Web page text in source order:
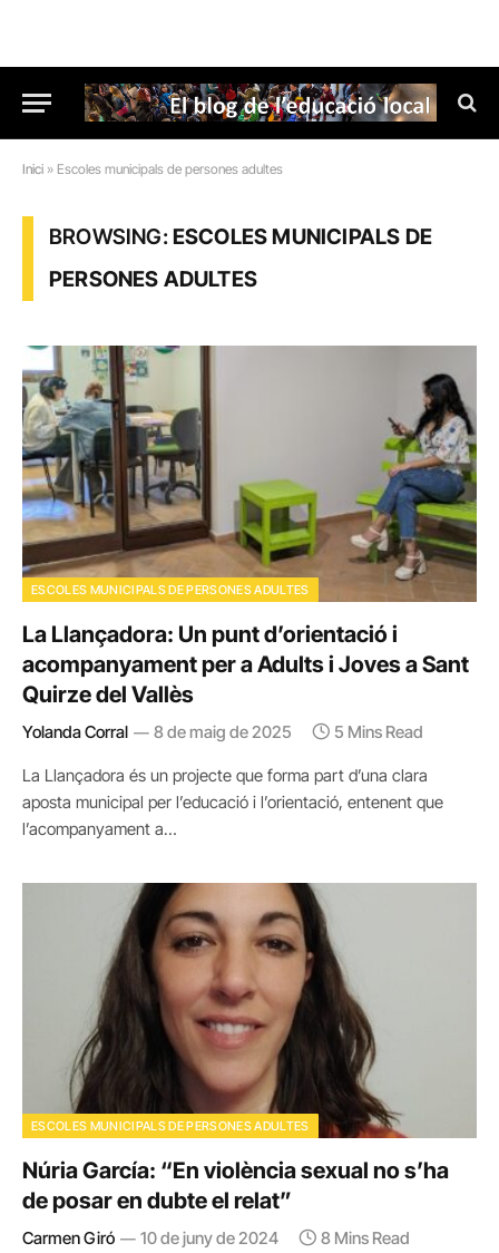
Inici » Escoles municipals de persones adultes
BROWSING:ESCOLES MUNICIPALS DE
PERSONES ADULTES
ESCOLES MUNICIPALS DE PERSONES ADULTES
La Llançadora: Un punt d’orientació i
acompanyament per a Adults i Joves a Sant
Quirze del Vallès
Yolanda Corral 8 de maig de 2025 5 Mins Read
La Llançadora és un projecte que forma part d’una clara
aposta municipal per l’educació i l’orientació, entenent que
l’acompanyament a…
ESCOLES MUNICIPALS DE PERSONES ADULTES
Núria García: “En violència sexual no s’ha
de posar en dubte el relat”
Carmen Giró 10 de juny de 2024 8 Mins Read